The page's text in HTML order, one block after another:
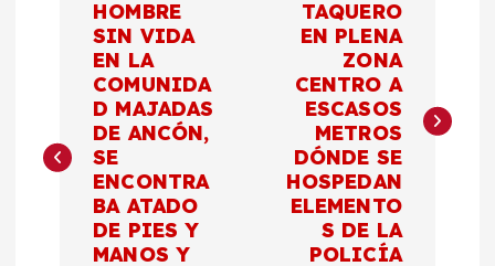
g
HOMBRE
SIN VIDA
EN LA
COMUNIDA
D MAJADAS
DE ANCÓN,
SE
ENCONTRA
BA ATADO
DE PIES Y
MANOS Y
TAQUERO
EN PLENA
ZONA
CENTRO A
ESCASOS
METROS
DÓNDE SE
HOSPEDAN
ELEMENTO
S DE LA
POLICÍA